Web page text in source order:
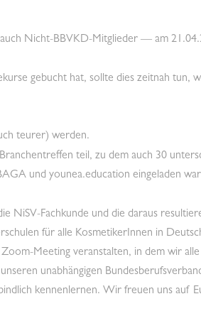
Nicht-BBVKD-Mitglieder — am
gebucht hat, sollte dies zeitnah tun,
teurer) werden.
teil, zu dem auch 30
und younea.education eingeladen
NiSV-Fachkunde und die daraus
für alle KosmetikerInnen in
Meeting veranstalten, in dem wir
unabhängigen
kennenlernen. Wir freuen uns auf